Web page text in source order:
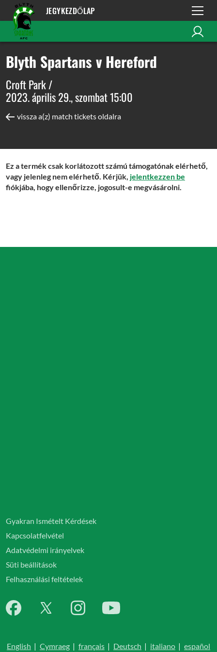
JEGYKEZDŐLAP
Blyth Spartans v Hereford
Croft Park /
2023. április 29., szombat 15:00
vissza a(z) match tickets oldalra
Ez a termék csak korlátozott számú támogatónak elérhető,
vagy jelenleg nem elérhető. Kérjük, jelentkezzen be
fiókjába, hogy ellenőrizze, jogosult-e megvásárolni.
Gyakran Ismételt Kérdések
Kapcsolatfelvétel
Adatvédelmi irányelvek
Süti beállítások
Felhasználási feltételek
English | Cymraeg | français | Deutsch | italiano | español